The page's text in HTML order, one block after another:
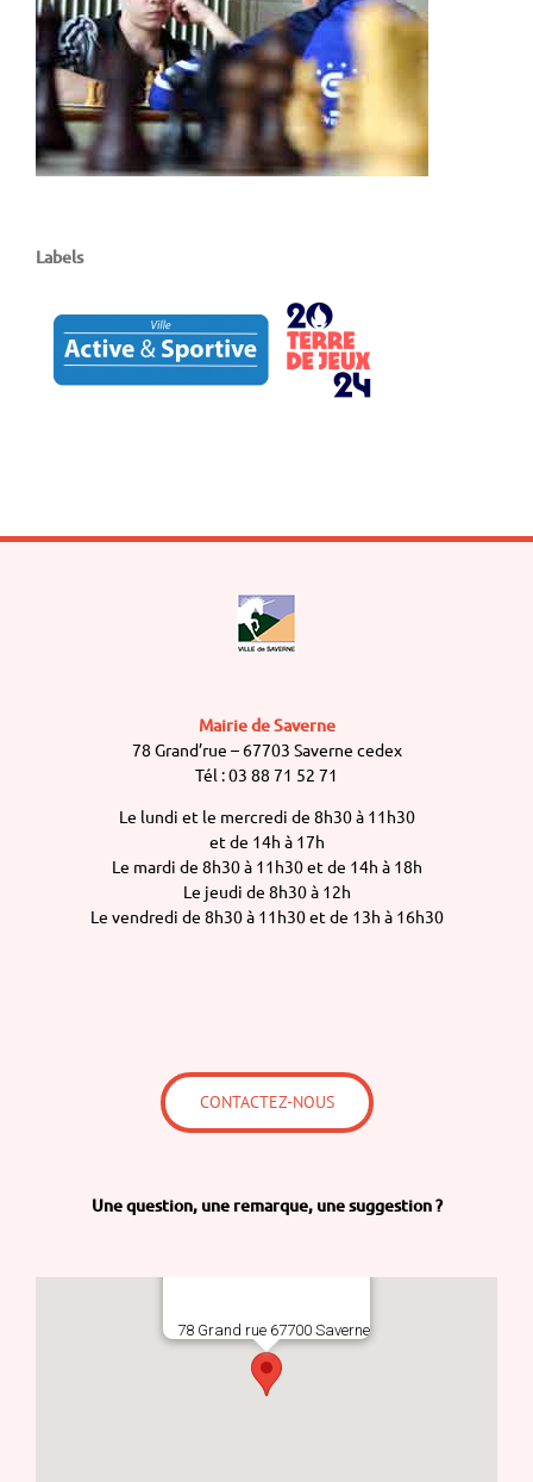
Labels
Mairie de Saverne
78 Grand’rue – 67703 Saverne cedex
Tél : 03 88 71 52 71
Le lundi et le mercredi de 8h30 à 11h30
et de 14h à 17h
Le mardi de 8h30 à 11h30 et de 14h à 18h
Le jeudi de 8h30 à 12h
Le vendredi de 8h30 à 11h30 et de 13h à 16h30
CONTACTEZ-NOUS
Une question, une remarque, une suggestion ?
78 Grand rue 67700 Saverne